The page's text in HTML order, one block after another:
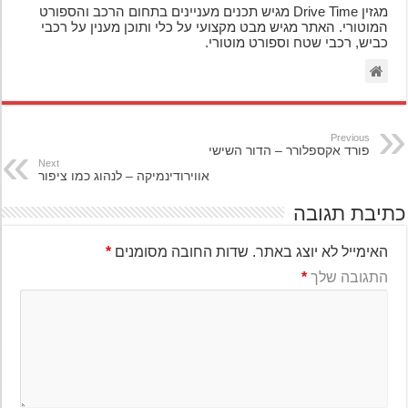
מגזין Drive Time מגיש תכנים מעניינים בתחום הרכב והספורט
המוטורי. האתר מגיש מבט מקצועי על כלי ותוכן מענין על רכבי
כביש, רכבי שטח וספורט מוטורי.
Previous
פורד אקספלורר – הדור השישי
Next
אווירודינמיקה – לנהוג כמו ציפור
תגובה
האימייל לא יוצג באתר. שדות החובה מסומנים*
התגובה שלך*